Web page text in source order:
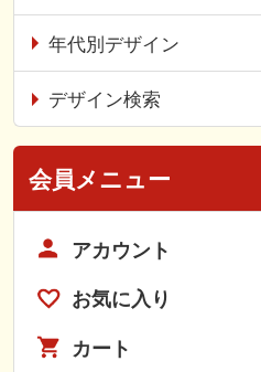
年代別デザイン
デザイン検索
会員メニュー
アカウント
お気に入り
カート